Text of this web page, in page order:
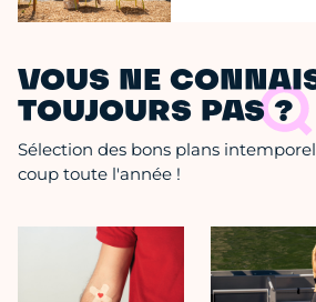
VOUS NE
TOUJOURS PAS ?
Sélection des bons plans
coup toute l'année !